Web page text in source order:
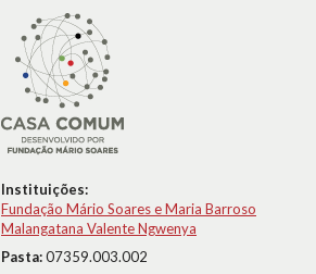
Instituições:
Fundação Mário Soares e Maria Barroso
Malangatana Valente Ngwenya
Pasta:07359.003.002